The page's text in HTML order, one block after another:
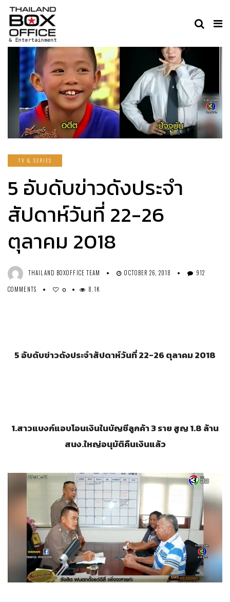
TV & SERIES
5 อับดับข่าวดังประจำ
สัปดาห์วันที่ 22-26
ตุลาคม 2018
THAILAND BOXOFFICE TEAM OCTOBER 26, 2018
912
COMMENTS
0 8.1K
5อับดับข่าวดังประจำสัปดาห์วันที่22-26ตุลาคม2018
1.สาวแบงก์แอบโอนเงินในบัญชีลูกค้า 3 ราย สูญ 1.8 ล้าน
สนง.ใหญ่อนุมัติคืนเงินแล้ว